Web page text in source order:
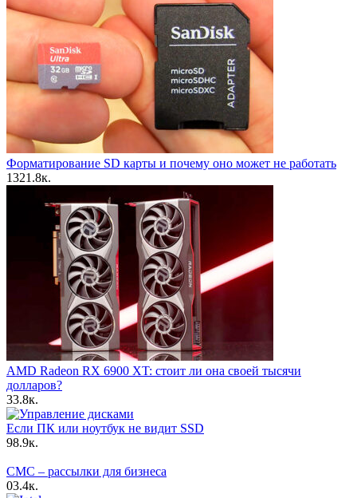
Форматирование SD карты и почему оно может не работать
1321.8к.
AMD Radeon RX 6900 XT: стоит ли она своей тысячи
долларов?
33.8к.
Если ПК или ноутбук не видит SSD
98.9к.
СМС – рассылки для бизнеса
03.4к.